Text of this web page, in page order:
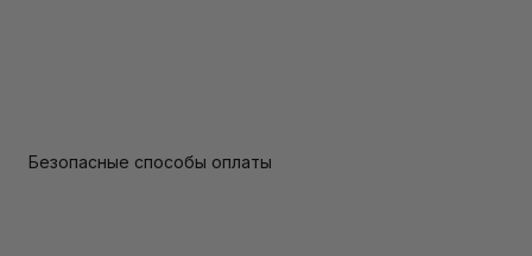
Безопасные способы оплаты